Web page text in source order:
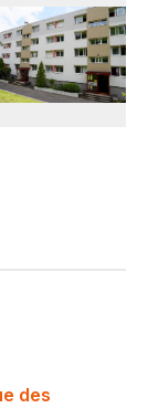
des